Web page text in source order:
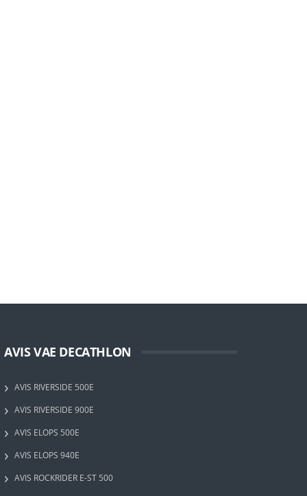
AVIS VAE DECATHLON
AVIS RIVERSIDE 500E
AVIS RIVERSIDE 900E
AVIS ELOPS 500E
AVIS ELOPS 940E
AVIS ROCKRIDER E-ST 500